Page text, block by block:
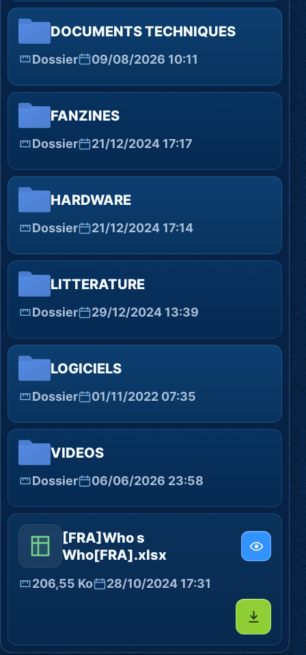
DOCUMENTS TECHNIQUES
Dossier 09/08/2026 10:11
FANZINES
Dossier 21/12/2024 17:17
HARDWARE
Dossier 21/12/2024 17:14
LITTERATURE
Dossier 29/12/2024 13:39
LOGICIELS
Dossier 01/11/2022 07:35
VIDEOS
Dossier 06/06/2026 23:58
[FRA]Who s
Who[FRA].xlsx
206,55 Ko 28/10/2024 17:31